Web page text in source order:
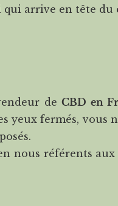
qui arrive en tête du
deCBD en
yeux fermés, vous
nous référents